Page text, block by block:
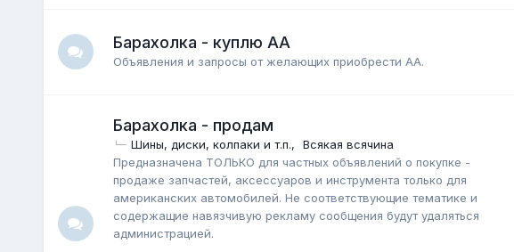
Барахолка - куплю АА
Объявления и запросы от желающих приобрести АА.
Барахолка - продам
Шины, диски, колпаки и т.п.
Всякая всячина
Предназначена ТОЛЬКО для частных объявлений о покупке -
продаже запчастей, аксессуаров и инструмента только для
американских автомобилей. Не соответствующие тематике и
содержащие навязчивую рекламу сообщения будут удаляться
администрацией.